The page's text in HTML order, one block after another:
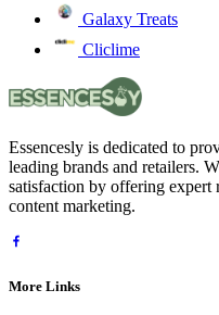
Galaxy Treats
Cliclime
Essencesly is dedicated to
leading brands and retailers.
satisfaction by offering expert
content marketing.
More Links